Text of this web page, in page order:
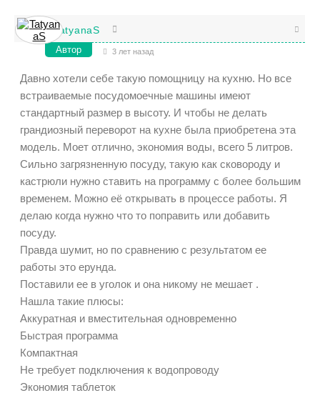
TatyanaS
Автор 3 лет назад
Давно хотели себе такую помощницу на кухню. Но все
встраиваемые посудомоечные машины имеют
стандартный размер в высоту. И чтобы не делать
грандиозный переворот на кухне была приобретена эта
модель. Моет отлично, экономия воды, всего 5 литров.
Сильно загрязненную посуду, такую как сковороду и
кастрюли нужно ставить на программу с более большим
временем. Можно её открывать в процессе работы. Я
делаю когда нужно что то поправить или добавить
посуду.
Правда шумит, но по сравнению с результатом ее
работы это ерунда.
Поставили ее в уголок и она никому не мешает .
Нашла такие плюсы:
Аккуратная и вместительная одновременно
Быстрая программа
Компактная
Не требует подключения к водопроводу
Экономия таблеток